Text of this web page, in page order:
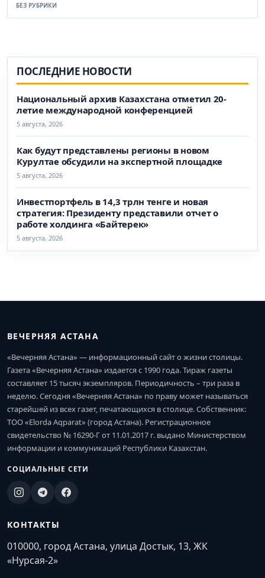
БЕЗ РУБРИКИ
ПОСЛЕДНИЕ НОВОСТИ
Национальный архив Казахстана отметил 20-
летие международной конференцией
5 августа, 2026
Как будут представлены регионы в новом
Курултае обсудили на экспертной площадке
5 августа, 2026
Инвестпортфель в 14,3 трлн тенге и новая
стратегия: Президенту представили отчет о
работе холдинга «Байтерек»
5 августа, 2026
ВЕЧЕРНЯЯ АСТАНА
«Вечерняя Астана» — информационный сайт о жизни столицы.
Газета «Вечерняя Астана» издается с 1990 года. Тираж газеты
составляет 15 тысяч экземпляров. Периодичность – три раза в
неделю. Сегодня «Вечерняя Астана» по праву может называться
старейшей из всех газет, печатающихся в столице. Собственник:
ТОО «Elorda Aqparat» (город Астана). Регистрационное
свидетельство № 16290-Г от 11.01.2017 г. выдано Министерством
информации и коммуникаций Республики Казахстан.
СОЦИАЛЬНЫЕ СЕТИ
КОНТАКТЫ
010000, город Астана, улица Достык, 13, ЖК
«Нурсая-2»